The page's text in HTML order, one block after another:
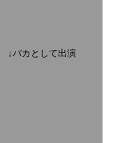
↓バカとして出演